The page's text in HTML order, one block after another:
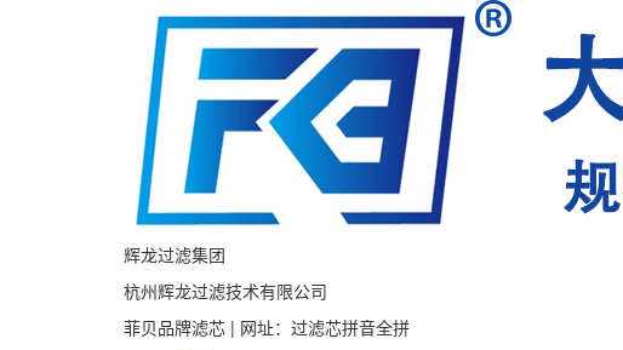
辉龙过滤集团
杭州辉龙过滤技术有限公司
菲贝品牌滤芯 | 网址：过滤芯拼音全拼